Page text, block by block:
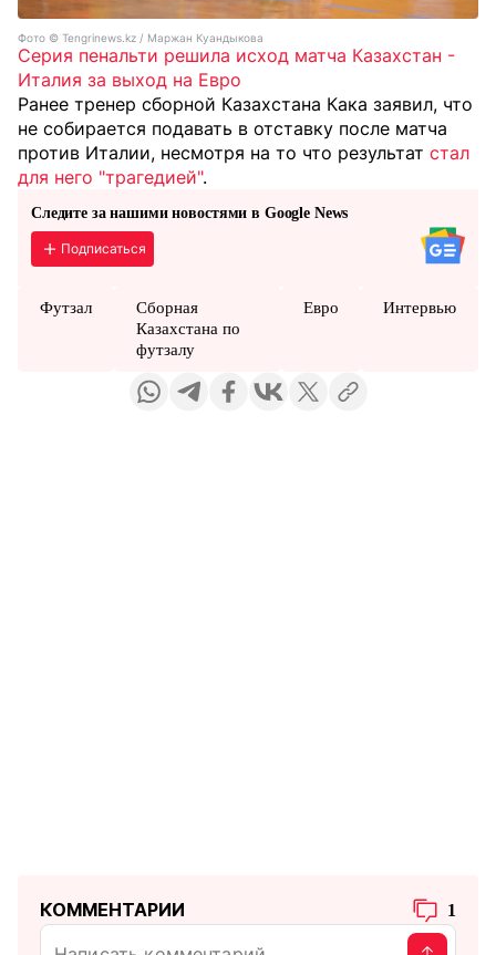
Фото ©️ Tengrinews.kz / Маржан Куандыкова
Серия пенальти решила исход матча Казахстан -
Италия за выход на Евро
Ранее тренер сборной Казахстана Кака заявил, что
не собирается подавать в отставку после матча
против Италии, несмотря на то что результат стал
для него "трагедией".
Следите за нашими новостями в Google News
Подписаться
Футзал
Сборная
Казахстана по
футзалу
Евро Интервью
КОММЕНТАРИИ 1